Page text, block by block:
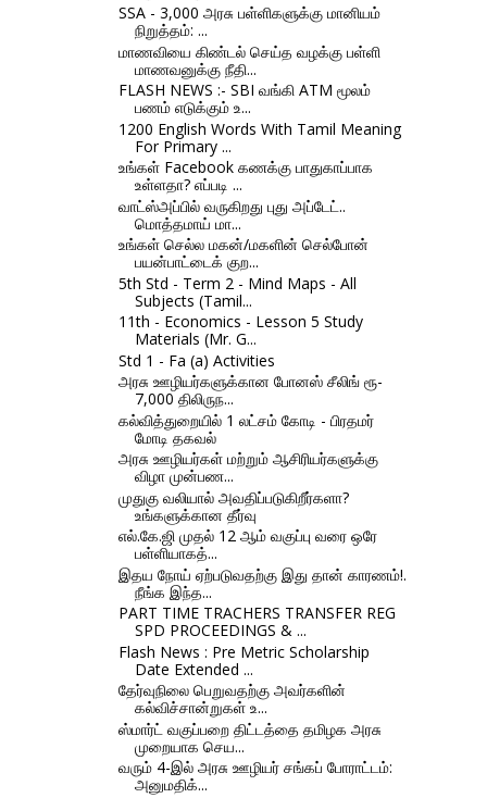
SSA - 3,000 அரசு பள்ளிகளுக்கு மானியம்
நிறுத்தம்: ...
மாணவியை கிண்டல் செய்த வழக்கு பள்ளி
மாணவனுக்கு நீதி...
FLASH NEWS :- SBI வங்கி ATM மூலம்
பணம் எடுக்கும் உ...
1200 English Words With Tamil Meaning
For Primary ...
உங்கள் Facebook கணக்கு பாதுகாப்பாக
உள்ளதா? எப்படி ...
வாட்ஸ்அப்பில் வருகிறது புது அப்டேட்..
மொத்தமாய் மா...
உங்கள் செல்ல மகன்/மகளின் செல்போன்
பயன்பாட்டைக் குற...
5th Std - Term 2 - Mind Maps - All
Subjects (Tamil...
11th - Economics - Lesson 5 Study
Materials (Mr. G...
Std 1 - Fa (a) Activities
அரசு ஊழியர்களுக்கான போனஸ் சீலிங் ரூ-
7,000 திலிருந...
கல்வித்துறையில் 1 லட்சம் கோடி - பிரதமர்
மோடி தகவல்
அரசு ஊழியர்கள் மற்றும் ஆசிரியர்களுக்கு
விழா முன்பண...
முதுகு வலியால் அவதிப்படுகிறீர்களா?
உங்களுக்கான தீர்வு
எல்.கே.ஜி முதல் 12 ஆம் வகுப்பு வரை ஒரே
பள்ளியாகத்...
இதய நோய் ஏற்படுவதற்கு இது தான் காரணம்!.
நீங்க இந்த...
PART TIME TRACHERS TRANSFER REG
SPD PROCEEDINGS & ...
Flash News : Pre Metric Scholarship
Date Extended ...
தேர்வுநிலை பெறுவதற்கு அவர்களின்
கல்விச்சான்றுகள் உ...
ஸ்மார்ட் வகுப்பறை திட்டத்தை தமிழக அரசு
முறையாக செய...
வரும் 4-இல் அரசு ஊழியர் சங்கப் போராட்டம்:
அனுமதிக்...